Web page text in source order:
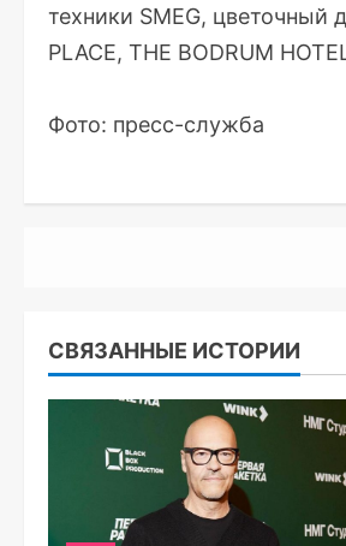
техники SMEG, цветочный
PLACE, THE BODRUM
Фото: пресс-служба
СВЯЗАННЫЕ ИСТОРИИ